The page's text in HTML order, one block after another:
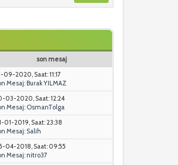
son mesaj
09-2020, Saat: 11:17
Mesaj: Burak YILMAZ
03-2020, Saat: 12:24
Mesaj: OsmanTolga
01-2019, Saat: 23:38
Mesaj: Salih
04-2018, Saat: 09:55
Mesaj: nitro37